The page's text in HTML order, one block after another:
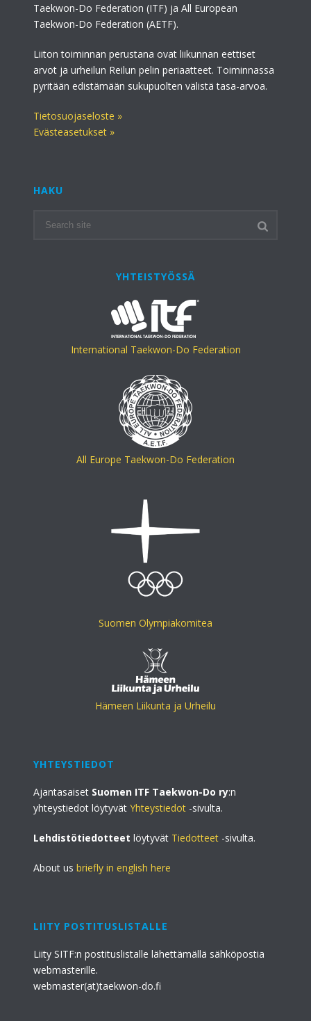
Taekwon-Do Federation (ITF) ja All European
Taekwon-Do Federation (AETF).
Liiton toiminnan perustana ovat liikunnan eettiset
arvot ja urheilun Reilun pelin periaatteet. Toiminnassa
pyritään edistämään sukupuolten välistä tasa-arvoa.
Tietosuojaseloste »
Evästeasetukset »
HAKU
YHTEISTYÖSSÄ
International Taekwon-Do Federation
All Europe Taekwon-Do Federation
Suomen Olympiakomitea
Hämeen Liikunta ja Urheilu
YHTEYSTIEDOT
Ajantasaiset Suomen ITF Taekwon-Do ry:n
yhteystiedot löytyvätYhteystiedot -sivulta.
Lehdistötiedotteet löytyvät Tiedotteet -sivulta.
About usbriefly in english here
LIITY POSTITUSLISTALLE
Liity SITF:n postituslistalle lähettämällä sähköpostia
webmasterille.
webmaster(at)taekwon-do.fi